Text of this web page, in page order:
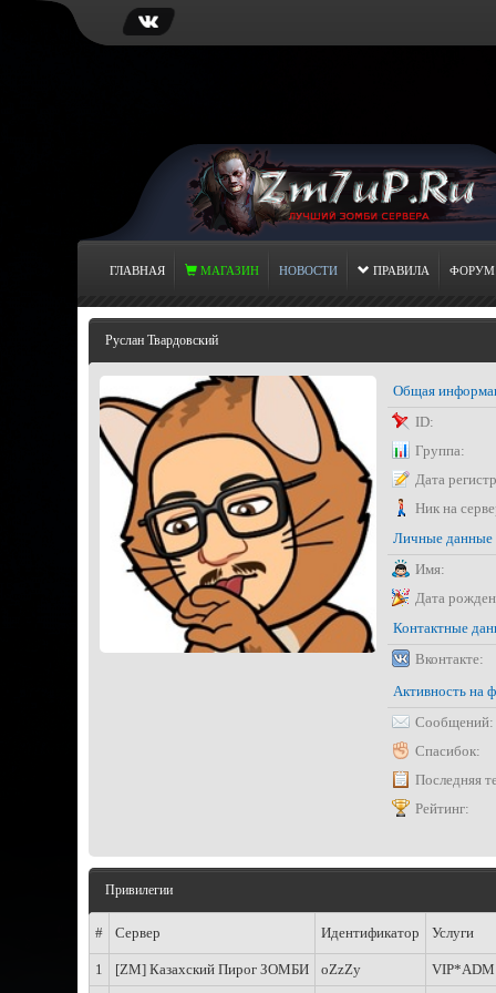
ГЛАВНАЯ МАГАЗИН НОВОСТИ ПРАВИЛА ФОРУМ
Руслан Твардовский
Общая
ID:
Группа:
Дата
Ник на
Личные данные
Имя:
Дата
Контактные
Вконтакте:
Активность на
Сообщений:
Спасибок:
Последняя
Рейтинг:
Привилегии
# Сервер Идентификатор Услуги
1 [ZM] Казахский Пирог ЗОМБИ oZzZy
VIP*ADM